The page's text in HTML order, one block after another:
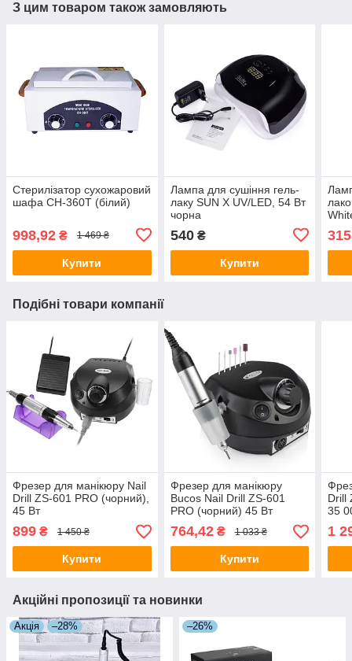
З цим товаром також замовляють
Стерилізатор сухожаровий
шафа CH-360T (білий)
998,92 ₴ 1 469 ₴
Купити
Лампа для сушіння гель-
лаку SUN X UV/LED, 54 Вт
чорна
540₴
Купити
315
Подібні товари компанії
Фрезер для манікюру Nail
Drill ZS-601 PRO (чорний),
45 Вт
899 ₴ 1 450 ₴
Купити
Фрезер для манікюру
Bucos Nail Drill ZS-601
PRO (чорний) 45 Вт
764,42₴ 1 033 ₴
Купити
Drill
35
1
Акційні пропозиції та новинки
Акція –28% –26%